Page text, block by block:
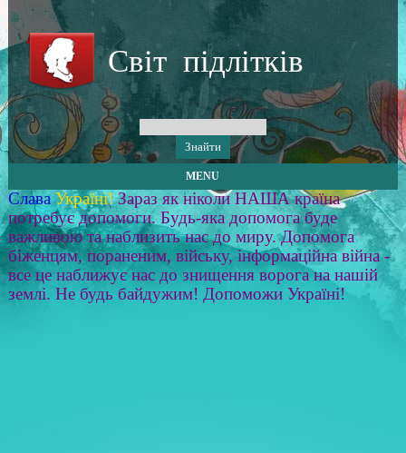
Світ підлітків
MENU
Слава Україні! Зараз як ніколи НАША країна
потребує допомоги. Будь-яка допомога буде
важливою та наблизить нас до миру. Допомога
біженцям, пораненим, війську, інформаційна війна -
все це наближує нас до знищення ворога на нашій
землі. Не будь байдужим! Допоможи Україні!